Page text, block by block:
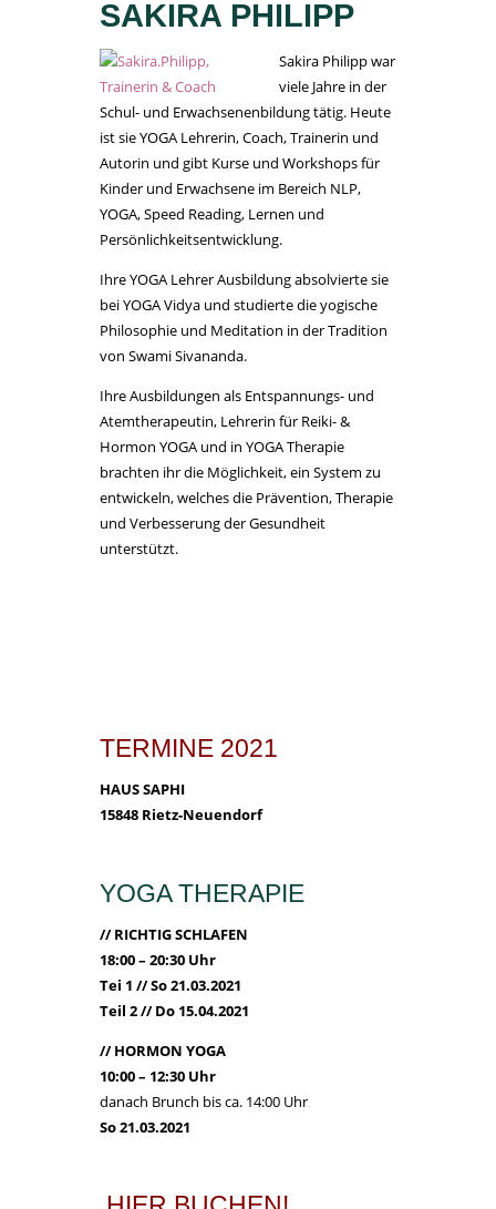
SAKIRA PHILIPP
Sakira Philipp war
viele Jahre in der
Schul- und Erwachsenenbildung tätig. Heute
ist sie YOGA Lehrerin, Coach, Trainerin und
Autorin und gibt Kurse und Workshops für
Kinder und Erwachsene im Bereich NLP,
YOGA, Speed Reading, Lernen und
Persönlichkeitsentwicklung.
Ihre YOGA Lehrer Ausbildung absolvierte sie
bei YOGA Vidya und studierte die yogische
Philosophie und Meditation in der Tradition
von Swami Sivananda.
Ihre Ausbildungen als Entspannungs- und
Atemtherapeutin, Lehrerin für Reiki- &
Hormon YOGA und in YOGA Therapie
brachten ihr die Möglichkeit, ein System zu
entwickeln, welches die Prävention, Therapie
und Verbesserung der Gesundheit
unterstützt.
TERMINE 2021
HAUS SAPHI
15848 Rietz-Neuendorf
YOGA THERAPIE
// RICHTIG SCHLAFEN
18:00 – 20:30 Uhr
Tei 1 // So 21.03.2021
Teil 2 // Do 15.04.2021
// HORMON YOGA
10:00 – 12:30 Uhr
danach Brunch bis ca. 14:00 Uhr
So 21.03.2021